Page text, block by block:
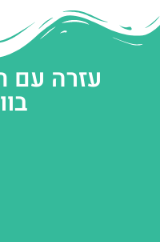
עזרה עם